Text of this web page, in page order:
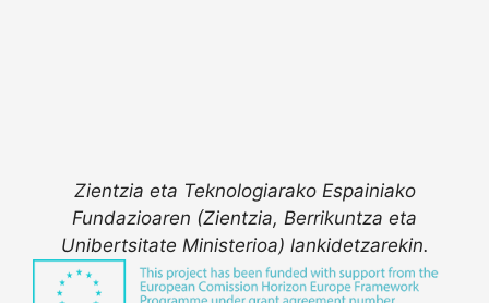
Zientzia eta Teknologiarako Espainiako
Fundazioaren (Zientzia, Berrikuntza eta
Unibertsitate Ministerioa) lankidetzarekin.